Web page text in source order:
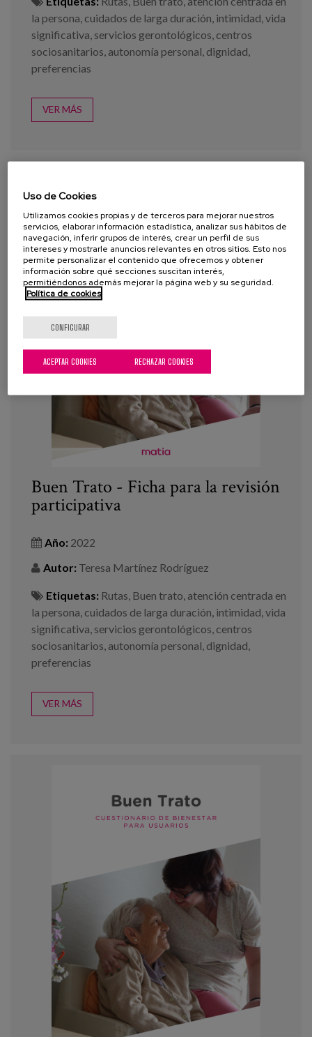
la persona, cuidados de larga duración, intimidad,vida
significativa, servicios gerontológicos, centros
sociosanitarios, autonomía personal, dignidad,
preferencias
VER MÁS
Buen Trato - Ficha para la revisión
participativa
Año: 2022
Autor: Teresa Martínez Rodríguez
Etiquetas: Rutas Buen trato atención centrada en
la persona cuidados de larga duración intimidad vida
significativa servicios gerontológicos centros
sociosanitarios autonomía personal dignidad
preferencias
VER MÁS
Uso de Cookies
Utilizamos cookies propias y de terceros para mejorar nuestros
servicios, elaborar información estadística, analizar sus hábitos de
navegación, inferir grupos de interés, crear un perfil de sus
intereses y mostrarle anuncios relevantes en otros sitios. Esto nos
permite personalizar el contenido que ofrecemos y obtener
información sobre qué secciones suscitan interés,
permitiéndonos además mejorar la página web y su seguridad.
Política de cookies
CONFIGURAR
RECHAZAR COOKIES
ACEPTAR COOKIES